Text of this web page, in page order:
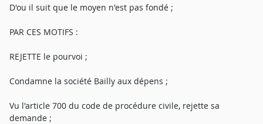
D'ou il suit que le moyen n'est pas fondé ;
PAR CES MOTIFS :
REJETTE le pourvoi ;
Condamne la société Bailly aux dépens ;
Vu l'article 700 du code de procédure civile, rejette sa
demande ;